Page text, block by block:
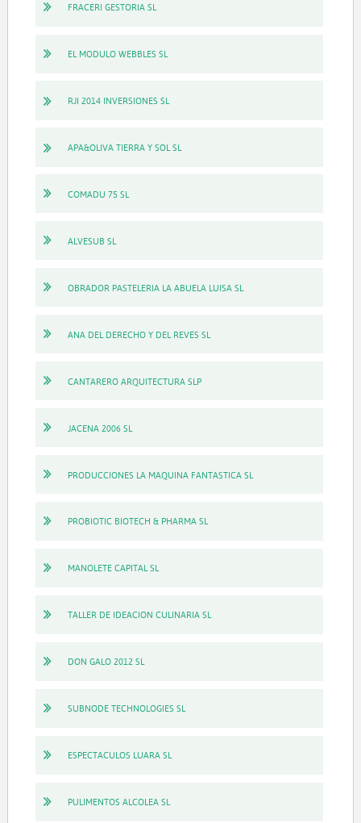
FRACERI GESTORIA SL
EL MODULO WEBBLES SL
RJI 2014 INVERSIONES SL
APA&OLIVA TIERRA Y SOL SL
COMADU 75 SL
ALVESUB SL
OBRADOR PASTELERIA LA ABUELA LUISA SL
ANA DEL DERECHO Y DEL REVES SL
CANTARERO ARQUITECTURA SLP
JACENA 2006 SL
PRODUCCIONES LA MAQUINA FANTASTICA SL
PROBIOTIC BIOTECH & PHARMA SL
MANOLETE CAPITAL SL
TALLER DE IDEACION CULINARIA SL
DON GALO 2012 SL
SUBNODE TECHNOLOGIES SL
ESPECTACULOS LUARA SL
PULIMENTOS ALCOLEA SL